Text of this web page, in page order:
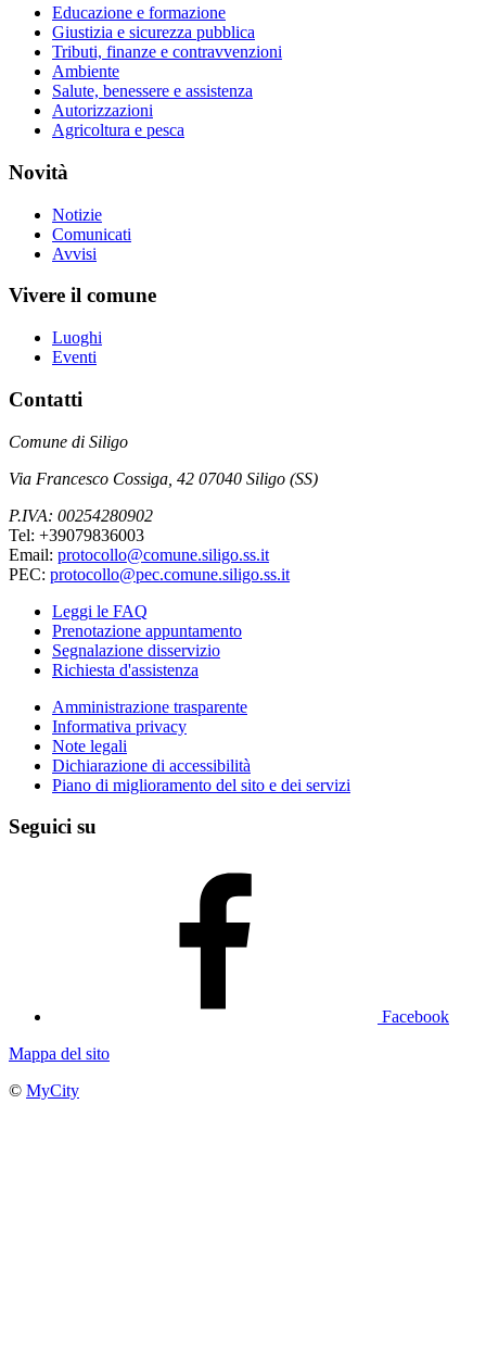
Educazione e formazione
Giustizia e sicurezza pubblica
Tributi, finanze e contravvenzioni
Ambiente
Salute, benessere e assistenza
Autorizzazioni
Agricoltura e pesca
Novità
Notizie
Comunicati
Avvisi
Vivere il comune
Luoghi
Eventi
Contatti
Comune di Siligo
Via Francesco Cossiga, 42 07040 Siligo (SS)
P.IVA: 00254280902
Tel: +39079836003
Email: protocollo@comune.siligo.ss.it
PEC: protocollo@pec.comune.siligo.ss.it
Leggi le FAQ
Prenotazione appuntamento
Segnalazione disservizio
Richiesta d'assistenza
Amministrazione trasparente
Informativa privacy
Note legali
Dichiarazione di accessibilità
Piano di miglioramento del sito e dei servizi
Seguici su
Facebook
Mappa del sito
© MyCity